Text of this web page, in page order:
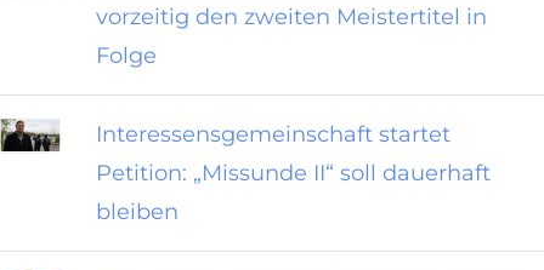
vorzeitig den zweiten Meistertitel in
Folge
Interessensgemeinschaft startet
Petition: „Missunde II“ soll dauerhaft
bleiben